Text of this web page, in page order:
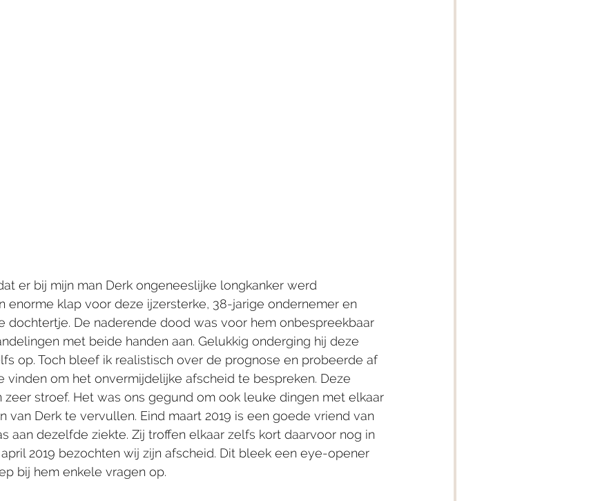
er bij mijn man Derk ongeneeslijke longkanker werd
enorme klap voor deze ijzersterke, 38-jarige ondernemer en
dochtertje. De naderende dood was voor hem onbespreekbaar
met beide handen aan. Gelukkig onderging hij deze
op. Toch bleef ik realistisch over de prognose en probeerde af
vinden om het onvermijdelijke afscheid te bespreken. Deze
stroef. Het was ons gegund om ook leuke dingen met elkaar
van Derk te vervullen. Eind maart 2019 is een goede vriend van
aan dezelfde ziekte. Zij troffen elkaar zelfs kort daarvoor nog in
2019 bezochten wij zijn afscheid. Dit bleek een eye-opener
bij hem enkele vragen op.